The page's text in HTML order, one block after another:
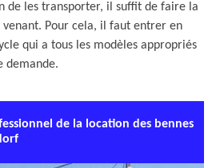
de les transporter, il suffit de faire la
venant. Pour cela, il faut entrer en
qui a tous les modèles appropriés
demande.
de la location des bennes